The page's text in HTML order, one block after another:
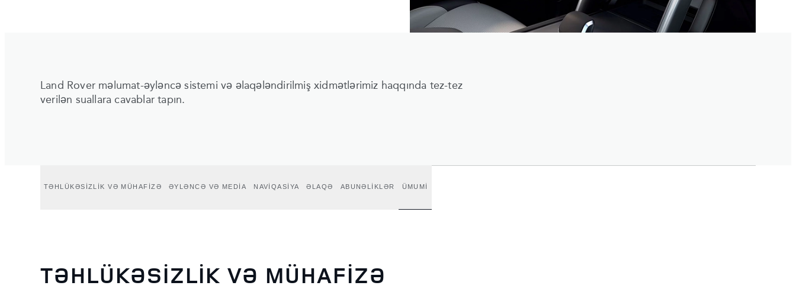
Land Rover məlumat-əyləncə sistemi və əlaqələndirilmiş xidmətlərimiz haqqında tez-tez
verilən suallara cavablar tapın.
TƏHLÜKƏSİZLİK VƏ MÜHAFİZƏ ƏYLƏNCƏ VƏ MEDİA NAVİQASİYA ƏLAQƏ ABUNƏLİKLƏR ÜMUMİ
TƏHLÜKƏSİZLİK VƏ MÜHAFİZƏ